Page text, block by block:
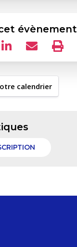
évènement
calendrier